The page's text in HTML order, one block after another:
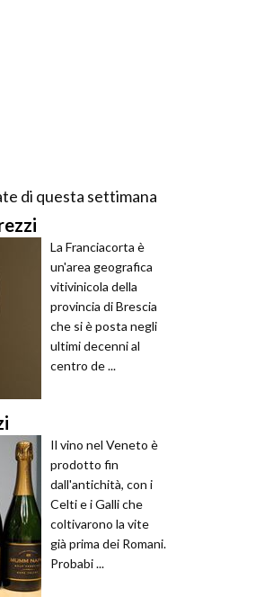
di questa settimana
La Franciacorta è
un'area geografica
vitivinicola della
provincia di Brescia
che si è posta negli
ultimi decenni al
centro de ...
Il vino nel Veneto è
prodotto fin
dall'antichità, con i
Celti e i Galli che
coltivarono la vite
già prima dei Romani.
Probabi ...